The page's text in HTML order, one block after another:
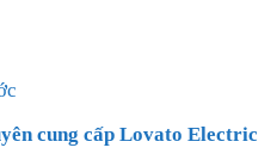
cung cấp Lovato Electric